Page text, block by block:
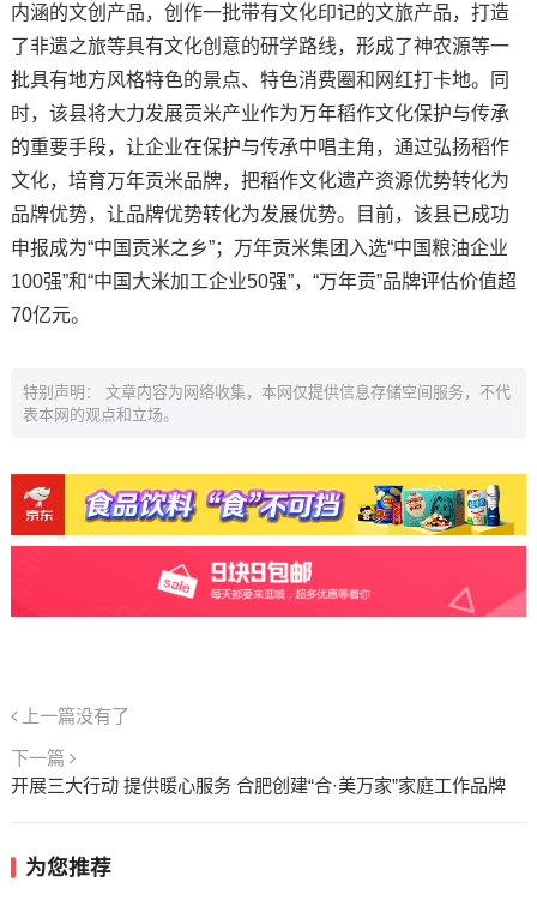
内涵的文创产品，创作一批带有文化印记的文旅产品，打造
了非遗之旅等具有文化创意的研学路线，形成了神农源等一
批具有地方风格特色的景点、特色消费圈和网红打卡地。同
时，该县将大力发展贡米产业作为万年稻作文化保护与传承
的重要手段，让企业在保护与传承中唱主角，通过弘扬稻作
文化，培育万年贡米品牌，把稻作文化遗产资源优势转化为
品牌优势，让品牌优势转化为发展优势。目前，该县已成功
申报成为“中国贡米之乡”；万年贡米集团入选“中国粮油企业
100强”和“中国大米加工企业50强”，“万年贡”品牌评估价值超
70亿元。
特别声明： 文章内容为网络收集，本网仅提供信息存储空间服务，不代
表本网的观点和立场。
上一篇没有了
下一篇
开展三大行动 提供暖心服务 合肥创建“合·美万家”家庭工作品牌
为您推荐